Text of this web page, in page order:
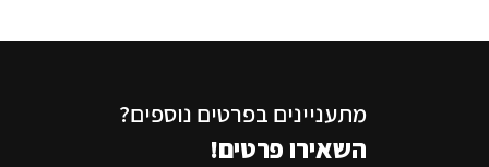
מתעניינים בפרטים נוספים?
השאירו פרטים!